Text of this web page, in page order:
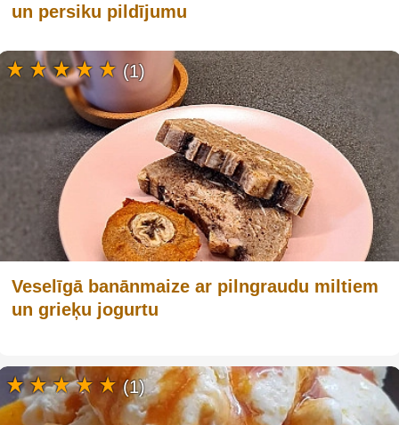
un persiku pildījumu
Veselīgā banānmaize ar pilngraudu miltiem
un grieķu jogurtu
(1)
(1)